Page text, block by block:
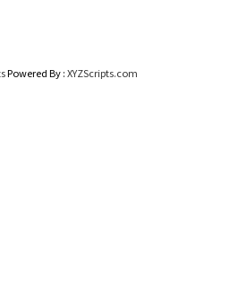
Powered By :XYZScripts.com